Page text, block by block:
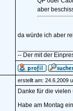
aber
da würde ich aber
-- Der mit der
erstellt am: 24.6.2009
Danke für die
Habe am Montag